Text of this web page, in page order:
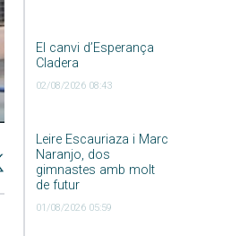
El canvi d’Esperança
Cladera
02/08/2026 08:43
Leire Escauriaza i Marc
Naranjo, dos
gimnastes amb molt
de futur
01/08/2026 05:59